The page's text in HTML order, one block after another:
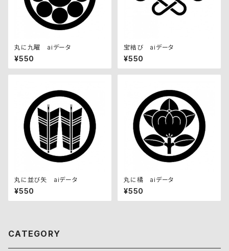
丸に九曜 aiデータ
¥550
宝結び aiデータ
¥550
丸に並び矢 aiデータ
¥550
丸に橘 aiデータ
¥550
CATEGORY